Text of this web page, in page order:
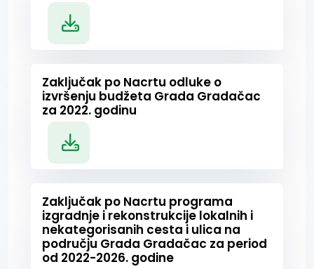
Zaključak po Nacrtu odluke o
izvršenju budžeta Grada Gradačac
za 2022. godinu
Zaključak po Nacrtu programa
izgradnje i rekonstrukcije lokalnih i
nekategorisanih cesta i ulica na
području Grada Gradačac za period
od 2022-2026. godine